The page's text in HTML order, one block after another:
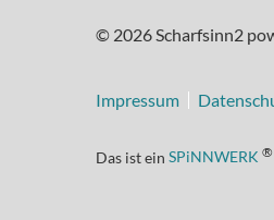
© 2026 Scharfsinn2
Impressum
Das ist ein SPiNNWERK ®